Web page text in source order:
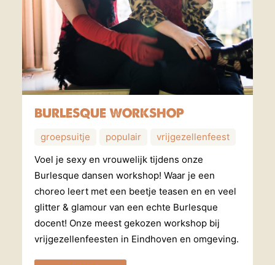
BURLESQUE WORKSHOP
groepsuitje populair
vrijgezellenfeest
Voel je sexy en vrouwelijk tijdens onze
Burlesque dansen workshop! Waar je een
choreo leert met een beetje teasen en en veel
glitter & glamour van een echte Burlesque
docent! Onze meest gekozen workshop bij
vrijgezellenfeesten in Eindhoven en omgeving.